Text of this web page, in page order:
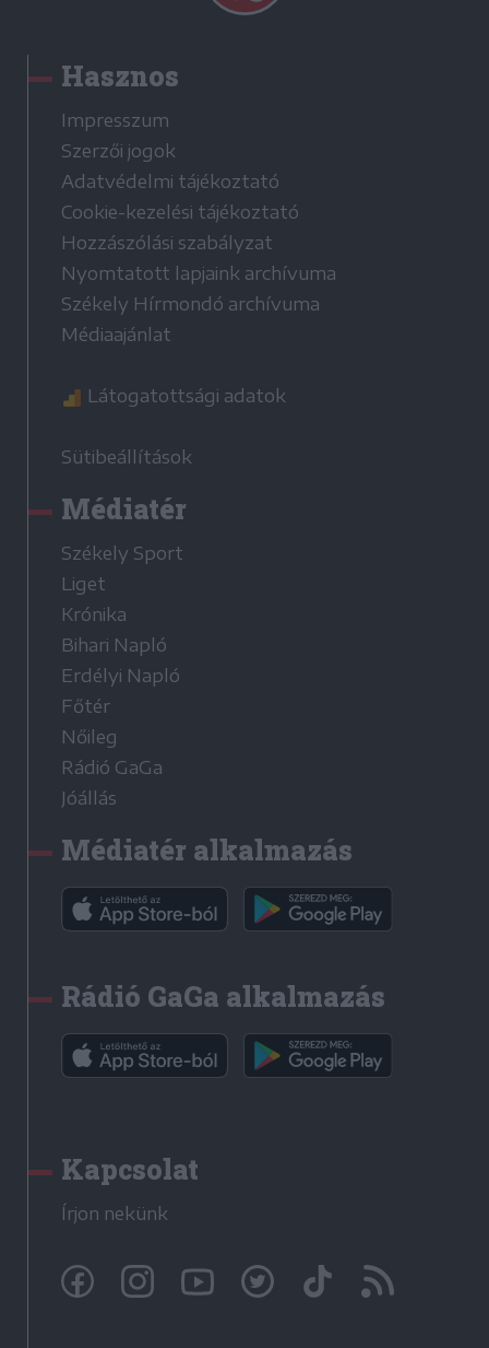
Hasznos
Impresszum
Szerzői jogok
Adatvédelmi tájékoztató
Cookie-kezelési tájékoztató
Hozzászólási szabályzat
Nyomtatott lapjaink archívuma
Székely Hírmondó archívuma
Médiaajánlat
Látogatottsági adatok
Sütibeállítások
Médiatér
Székely Sport
Liget
Krónika
Bihari Napló
Erdélyi Napló
Főtér
Nőileg
Rádió GaGa
Jóállás
Médiatér alkalmazás
Rádió GaGa alkalmazás
Kapcsolat
Írjon nekünk